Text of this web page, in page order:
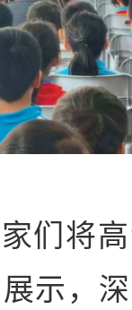
们将
示，